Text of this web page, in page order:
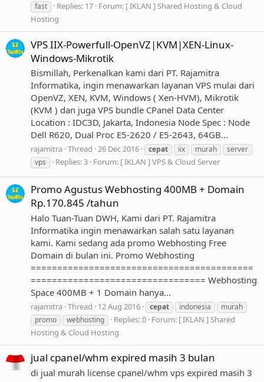
fast
Replies: 17 Forum: [ IKLAN ] Shared Hosting & Cloud
Hosting
VPS IIX-Powerfull-OpenVZ|KVM|XEN-Linux-
Windows-Mikrotik
Bismillah, Perkenalkan kami dari PT. Rajamitra
Informatika, ingin menawarkan layanan VPS mulai dari
OpenVZ, XEN, KVM, Windows ( Xen-HVM), Mikrotik
(KVM ) dan juga VPS bundle CPanel Data Center
Location : IDC3D, Jakarta, Indonesia Node Spec : Node
Dell R620, Dual Proc E5-2620 / E5-2643, 64GB...
rajamitra Thread 26 Dec 2016 cepat iix murah
server
vps
Replies: 3 Forum: [ IKLAN ] VPS & Cloud Server
Promo Agustus Webhosting 400MB + Domain
Rp.170.845 /tahun
Halo Tuan-Tuan DWH, Kami dari PT. Rajamitra
Informatika ingin menawarkan salah satu layanan
kami. Kami sedang ada promo Webhosting Free
Domain di bulan ini. Promo Webhosting
==========================================
================================= Webhosting
Space 400MB + 1 Domain hanya...
rajamitra Thread 12 Aug 2016 cepat indonesia
murah
promo
webhosting Replies: 0 Forum: [ IKLAN ] Shared
Hosting & Cloud Hosting
jual cpanel/whm expired masih 3 bulan
di jual murah license cpanel/whm vps expired masih 3